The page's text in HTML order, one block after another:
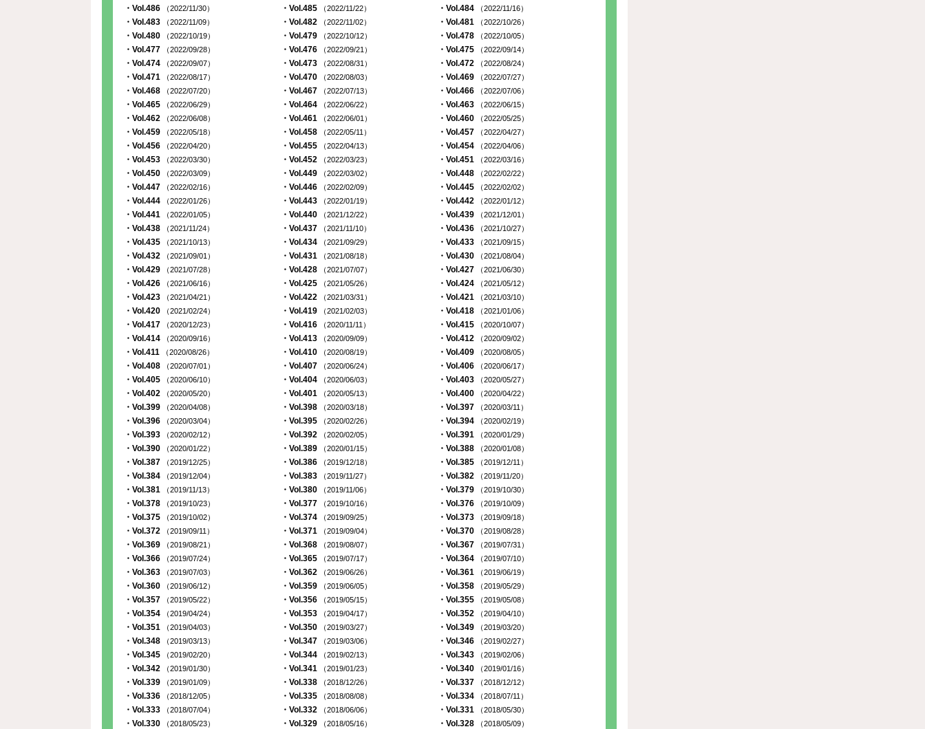
・Vol.486 （2022/11/30） ・Vol.485 （2022/11/22） ・Vol.484 （2022/11/16）
・Vol.483 （2022/11/09） ・Vol.482 （2022/11/02） ・Vol.481 （2022/10/26）
・Vol.480 （2022/10/19） ・Vol.479 （2022/10/12） ・Vol.478 （2022/10/05）
・Vol.477 （2022/09/28） ・Vol.476 （2022/09/21） ・Vol.475 （2022/09/14）
・Vol.474 （2022/09/07） ・Vol.473 （2022/08/31） ・Vol.472 （2022/08/24）
・Vol.471 （2022/08/17） ・Vol.470 （2022/08/03） ・Vol.469 （2022/07/27）
・Vol.468 （2022/07/20） ・Vol.467 （2022/07/13） ・Vol.466 （2022/07/06）
・Vol.465 （2022/06/29） ・Vol.464 （2022/06/22） ・Vol.463 （2022/06/15）
・Vol.462 （2022/06/08） ・Vol.461 （2022/06/01） ・Vol.460 （2022/05/25）
・Vol.459 （2022/05/18） ・Vol.458 （2022/05/11） ・Vol.457 （2022/04/27）
・Vol.456 （2022/04/20） ・Vol.455 （2022/04/13） ・Vol.454 （2022/04/06）
・Vol.453 （2022/03/30） ・Vol.452 （2022/03/23） ・Vol.451 （2022/03/16）
・Vol.450 （2022/03/09） ・Vol.449 （2022/03/02） ・Vol.448 （2022/02/22）
・Vol.447 （2022/02/16） ・Vol.446 （2022/02/09） ・Vol.445 （2022/02/02）
・Vol.444 （2022/01/26） ・Vol.443 （2022/01/19） ・Vol.442 （2022/01/12）
・Vol.441 （2022/01/05） ・Vol.440 （2021/12/22） ・Vol.439 （2021/12/01）
・Vol.438 （2021/11/24） ・Vol.437 （2021/11/10） ・Vol.436 （2021/10/27）
・Vol.435 （2021/10/13） ・Vol.434 （2021/09/29） ・Vol.433 （2021/09/15）
・Vol.432 （2021/09/01） ・Vol.431 （2021/08/18） ・Vol.430 （2021/08/04）
・Vol.429 （2021/07/28） ・Vol.428 （2021/07/07） ・Vol.427 （2021/06/30）
・Vol.426 （2021/06/16） ・Vol.425 （2021/05/26） ・Vol.424 （2021/05/12）
・Vol.423 （2021/04/21） ・Vol.422 （2021/03/31） ・Vol.421 （2021/03/10）
・Vol.420 （2021/02/24） ・Vol.419 （2021/02/03） ・Vol.418 （2021/01/06）
・Vol.417 （2020/12/23） ・Vol.416 （2020/11/11） ・Vol.415 （2020/10/07）
・Vol.414 （2020/09/16） ・Vol.413 （2020/09/09） ・Vol.412 （2020/09/02）
・Vol.411 （2020/08/26） ・Vol.410 （2020/08/19） ・Vol.409 （2020/08/05）
・Vol.408 （2020/07/01） ・Vol.407 （2020/06/24） ・Vol.406 （2020/06/17）
・Vol.405 （2020/06/10） ・Vol.404 （2020/06/03） ・Vol.403 （2020/05/27）
・Vol.402 （2020/05/20） ・Vol.401 （2020/05/13） ・Vol.400 （2020/04/22）
・Vol.399 （2020/04/08） ・Vol.398 （2020/03/18） ・Vol.397 （2020/03/11）
・Vol.396 （2020/03/04） ・Vol.395 （2020/02/26） ・Vol.394 （2020/02/19）
・Vol.393 （2020/02/12） ・Vol.392 （2020/02/05） ・Vol.391 （2020/01/29）
・Vol.390 （2020/01/22） ・Vol.389 （2020/01/15） ・Vol.388 （2020/01/08）
・Vol.387 （2019/12/25） ・Vol.386 （2019/12/18） ・Vol.385 （2019/12/11）
・Vol.384 （2019/12/04） ・Vol.383 （2019/11/27） ・Vol.382 （2019/11/20）
・Vol.381 （2019/11/13） ・Vol.380 （2019/11/06） ・Vol.379 （2019/10/30）
・Vol.378 （2019/10/23） ・Vol.377 （2019/10/16） ・Vol.376 （2019/10/09）
・Vol.375 （2019/10/02） ・Vol.374 （2019/09/25） ・Vol.373 （2019/09/18）
・Vol.372 （2019/09/11） ・Vol.371 （2019/09/04） ・Vol.370 （2019/08/28）
・Vol.369 （2019/08/21） ・Vol.368 （2019/08/07） ・Vol.367 （2019/07/31）
・Vol.366 （2019/07/24） ・Vol.365 （2019/07/17） ・Vol.364 （2019/07/10）
・Vol.363 （2019/07/03） ・Vol.362 （2019/06/26） ・Vol.361 （2019/06/19）
・Vol.360 （2019/06/12） ・Vol.359 （2019/06/05） ・Vol.358 （2019/05/29）
・Vol.357 （2019/05/22） ・Vol.356 （2019/05/15） ・Vol.355 （2019/05/08）
・Vol.354 （2019/04/24） ・Vol.353 （2019/04/17） ・Vol.352 （2019/04/10）
・Vol.351 （2019/04/03） ・Vol.350 （2019/03/27） ・Vol.349 （2019/03/20）
・Vol.348 （2019/03/13） ・Vol.347 （2019/03/06） ・Vol.346 （2019/02/27）
・Vol.345 （2019/02/20） ・Vol.344 （2019/02/13） ・Vol.343 （2019/02/06）
・Vol.342 （2019/01/30） ・Vol.341 （2019/01/23） ・Vol.340 （2019/01/16）
・Vol.339 （2019/01/09） ・Vol.338 （2018/12/26） ・Vol.337 （2018/12/12）
・Vol.336 （2018/12/05） ・Vol.335 （2018/08/08） ・Vol.334 （2018/07/11）
・Vol.333 （2018/07/04） ・Vol.332 （2018/06/06） ・Vol.331 （2018/05/30）
・Vol.330 （2018/05/23） ・Vol.329 （2018/05/16） ・Vol.328 （2018/05/09）